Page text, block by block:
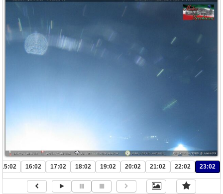
15:02 16:02 17:02 18:02 19:02 20:02 21:02 22:02 23:02